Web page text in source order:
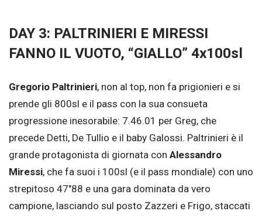
DAY 3: PALTRINIERI E MIRESSI
FANNO IL VUOTO, “GIALLO” 4x100sl
Gregorio Paltrinieri, non al top, non fa prigionieri e si
prende gli 800sl e il pass con la sua consueta
progressione inesorabile: 7.46.01 per Greg, che
precede Detti, De Tullio e il baby Galossi. Paltrinieri è il
grande protagonista di giornata con Alessandro
Miressi, che fa suoi i 100sl (e il pass mondiale) con uno
strepitoso 47″88 e una gara dominata da vero
campione, lasciando sul posto Zazzeri e Frigo, staccati